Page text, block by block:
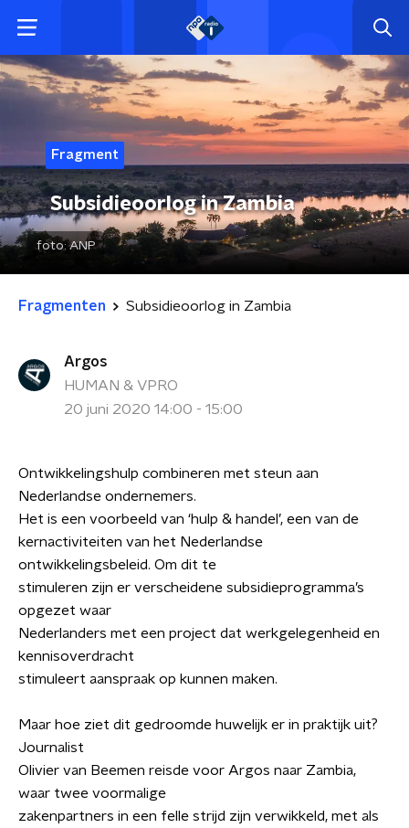
Fragment
Subsidieoorlog in Zambia
foto:ANP
Fragmenten Subsidieoorlog in Zambia
Argos
HUMAN & VPRO
20 juni 2020 14:00 - 15:00
Ontwikkelingshulp combineren met steun aan
Nederlandse ondernemers.
Het is een voorbeeld van ‘hulp & handel’, een van de
kernactiviteiten van het Nederlandse
ontwikkelingsbeleid. Om dit te
stimuleren zijn er verscheidene subsidieprogramma’s
opgezet waar
Nederlanders met een project dat werkgelegenheid en
kennisoverdracht
stimuleert aanspraak op kunnen maken.
Maar hoe ziet dit gedroomde huwelijk er in praktijk uit?
Journalist
Olivier van Beemen reisde voor Argos naar Zambia,
waar twee voormalige
zakenpartners in een felle strijd zijn verwikkeld, met als